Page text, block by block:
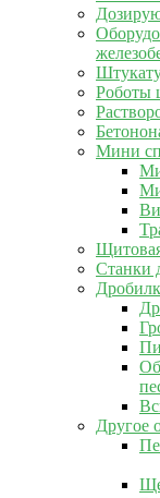
Роботы
Мини
Станки
Другое